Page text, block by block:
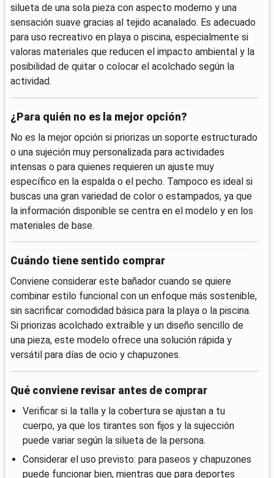
silueta de una sola pieza con aspecto moderno y una
sensación suave gracias al tejido acanalado. Es adecuado
para uso recreativo en playa o piscina, especialmente si
valoras materiales que reducen el impacto ambiental y la
posibilidad de quitar o colocar el acolchado según la
actividad.
¿Para quién no es la mejor opción?
No es la mejor opción si priorizas un soporte estructurado
o una sujeción muy personalizada para actividades
intensas o para quienes requieren un ajuste muy
específico en la espalda o el pecho. Tampoco es ideal si
buscas una gran variedad de color o estampados, ya que
la información disponible se centra en el modelo y en los
materiales de base.
Cuándo tiene sentido comprar
Conviene considerar este bañador cuando se quiere
combinar estilo funcional con un enfoque más sostenible,
sin sacrificar comodidad básica para la playa o la piscina.
Si priorizas acolchado extraíble y un diseño sencillo de
una pieza, este modelo ofrece una solución rápida y
versátil para días de ocio y chapuzones.
Qué conviene revisar antes de comprar
Verificar si la talla y la cobertura se ajustan a tu
cuerpo, ya que los tirantes son fijos y la sujección
puede variar según la silueta de la persona.
Considerar el uso previsto: para paseos y chapuzones
puede funcionar bien, mientras que para deportes